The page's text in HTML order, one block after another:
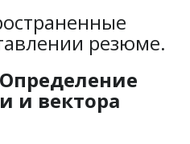
резюме.
и вектора